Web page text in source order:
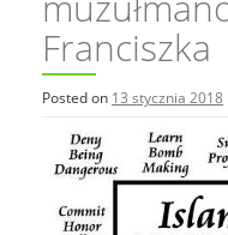
Franciszka
Posted on 13 stycznia 2018